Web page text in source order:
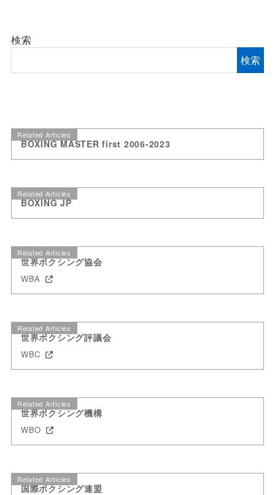
検索
検索
Related Articles
BOXING MASTER first 2006-2023
Related Articles
BOXING JP
Related Articles
世界ボクシング協会
WBA
Related Articles
世界ボクシング評議会
WBC
Related Articles
世界ボクシング機構
WBO
Related Articles
国際ボクシング連盟